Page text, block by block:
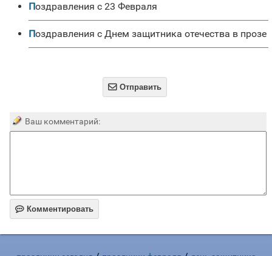
Поздравления с 23 Февраля
Поздравления с Днем защитника отечества в прозе
 Отправить
Ваш комментарий:
 Комментировать